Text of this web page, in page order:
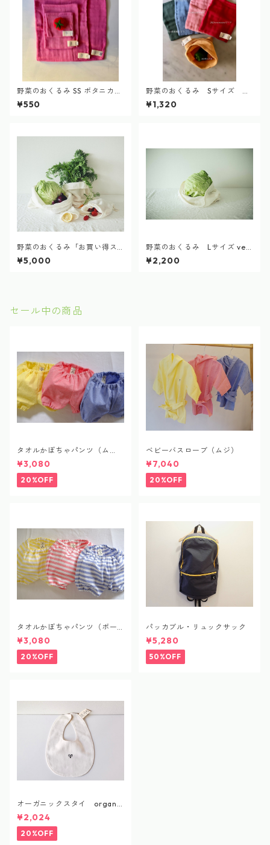
野菜のおくるみ SS ボタニカル
ダイ vegetable swaddle bot
anical dye
¥550
野菜のおくるみ Sサイズ ボ
タニカルダイ vegetable swa
ddle botanical dye
¥1,320
野菜のおくるみ「お買い得ス
タートセット」（SS.S.M.L各一
枚）
¥5,000
野菜のおくるみ Lサイズ veg
etable swaddle
¥2,200
セール中の商品
タオルかぼちゃパンツ（ム
ジ）
¥3,080
20%OFF
ベビーバスローブ（ムジ）
¥7,040
20%OFF
タオルかぼちゃパンツ（ボー
ダー）
¥3,080
20%OFF
パッカブル・リュックサック
¥5,280
50%OFF
オーガニックスタイ organic
cotton bib
¥2,024
20%OFF